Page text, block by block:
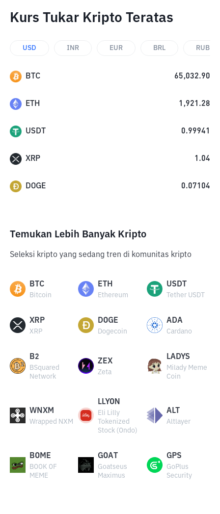
Kurs Tukar Kripto Teratas
USD INR EUR BRL RUB
BTC 65,032.90
ETH 1,921.28
USDT 0.99941
XRP 1.04
DOGE 0.07104
Temukan Lebih Banyak Kripto
Seleksi kripto yang sedang tren di komunitas kripto
BTC
Bitcoin
ETH
Ethereum
USDT
Tether USDT
XRP
XRP
DOGE
Dogecoin
ADA
Cardano
B2
BSquared
Network
ZEX
Zeta
LADYS
Milady Meme
Coin
WNXM
Wrapped NXM
LLYON
Eli Lilly
Tokenized
Stock (Ondo)
ALT
Altlayer
BOME
BOOK OF
MEME
GOAT
Goatseus
Maximus
GPS
GoPlus
Security